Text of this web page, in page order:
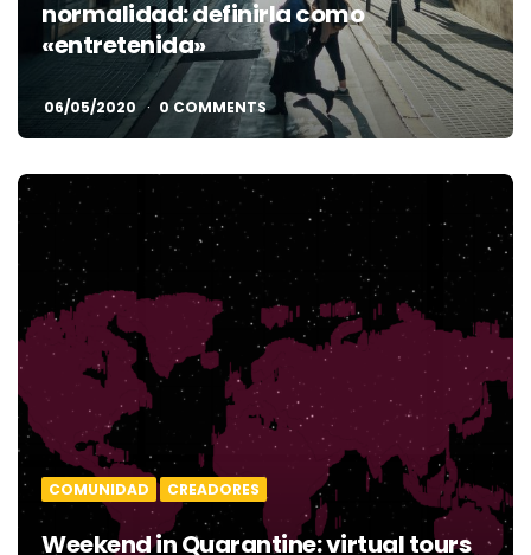
normalidad: definirla como
«entretenida»
06/05/2020 0 COMMENTS
COMUNIDAD CREADORES
Weekend in Quarantine: virtual tours